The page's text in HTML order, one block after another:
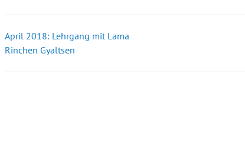
Beitrags-
April 2018: Lehrgang mit Lama
Rinchen Gyaltsen